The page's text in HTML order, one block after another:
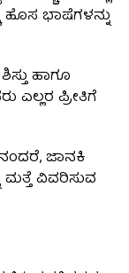
ಭಾಷೆಗಳನ್ನು
ಹಾಗೂ
ಪ್ರೀತಿಗೆ
ಜಾನಕಿ
ಮತ್ತೆ ವಿವರಿಸುವ